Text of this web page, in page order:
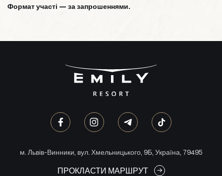
Формат участі — за запрошеннями.
м. Львів-Винники, вул. Хмельницького, 9Б, Україна, 79495
ПРОКЛАСТИ МАРШРУТ